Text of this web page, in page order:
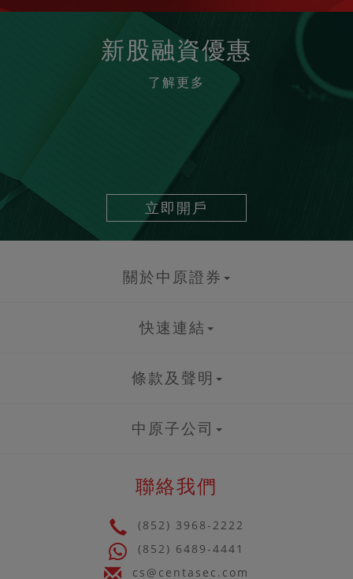
新股融資優惠
了解更多
立即開戶
關於中原證券
快速連結
條款及聲明
中原子公司
聯絡我們
(852) 3968-2222
(852) 6489-4441
cs@centasec.com